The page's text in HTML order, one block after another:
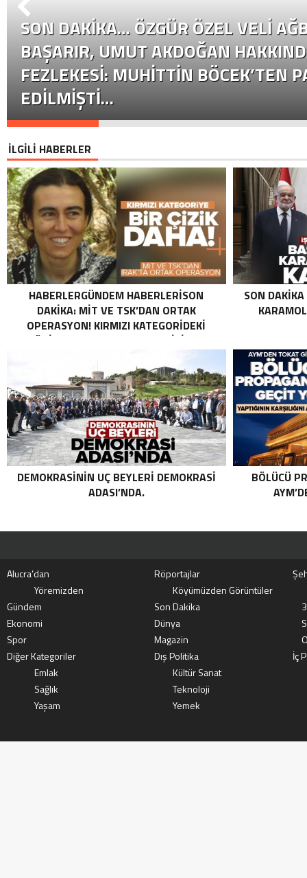
SON DAKİKA… ÖZGÜR ÖZEL VELI
BAŞARIR, UMUT AKDOĞAN
FEZLEKESI: MUHITTIN BÖCEK’TEN
EDILMIŞTI…
İLGİLİ HABERLER
HABERLERGÜNDEM HABERLERISON
DAKIKA: MİT VE TSK’DAN ORTAK
OPERASYON! KIRMIZI KATEGORIDEKI
TERÖRIST NAZLI TAŞPINAR ETKISIZ HALE
ORTAK OPERASYON! KIRMIZI
KATEGORIDEKI TERÖRIST NAZLI
TAŞPINAR ETKISIZ HALE GETIRILDI .
SON
DEMOKRASININ UÇ BEYLERI DEMOKRASI
ADASI’NDA.
BÖLÜCÜ
Alucra’dan Röportajlar
Yöremizden
Köyümüzden Görüntüler
Gündem
Son Dakika
Ekonomi
Dünya
Spor
Magazin
Diğer Kategoriler
Dış Politika
İç
Emlak
Kültür Sanat
Sağlık
Teknoloji
Yaşam
Yemek